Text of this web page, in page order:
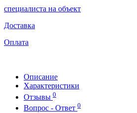
специалиста на объект
Доставка
Оплата
Описание
Характеристики
Отзывы 0
Вопрос - Ответ 0